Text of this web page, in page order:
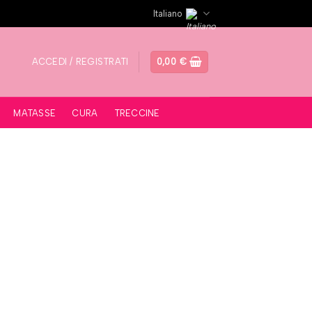
Italiano
ACCEDI / REGISTRATI 0,00 €
MATASSE CURA TRECCINE